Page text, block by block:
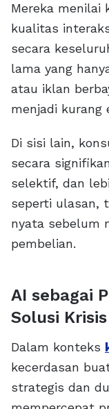
Mereka menilai
kualitas
secara
lama yang
atau iklan
menjadi kurang
Di sisi lain,
secara
selektif, dan
seperti ulasan,
nyata sebelum
pembelian.
AI sebagai
Solusi
Dalam konteks
kecerdasan
strategis dan